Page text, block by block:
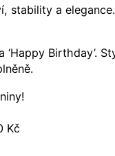
stability a
Birthday’.
Kč